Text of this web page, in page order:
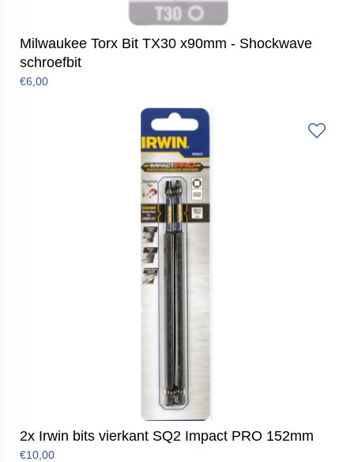
Milwaukee Torx Bit TX30 x90mm - Shockwave
schroefbit
€6,00
2x Irwin bits vierkant SQ2 Impact PRO 152mm
€10,00